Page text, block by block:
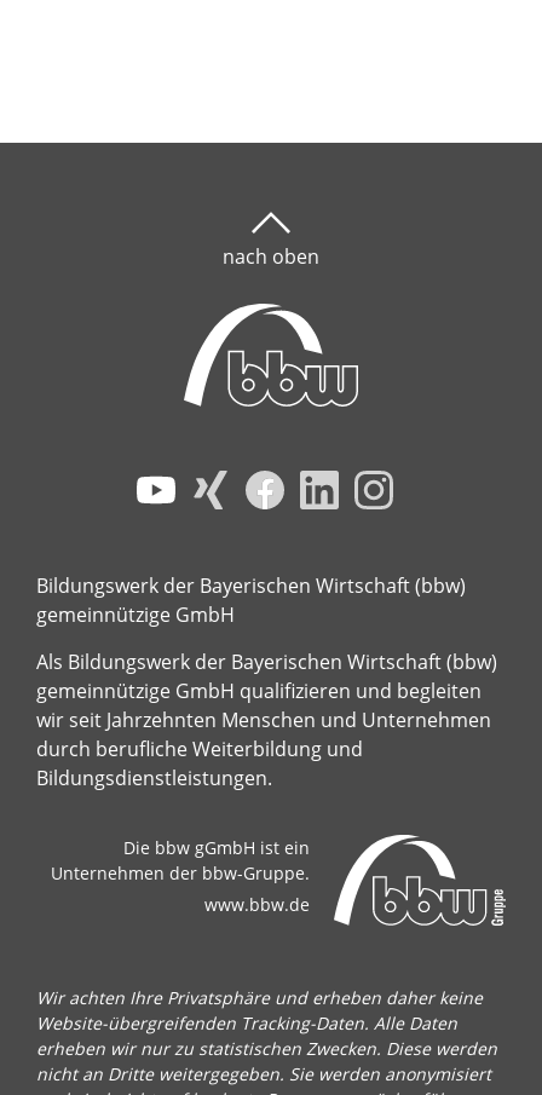
nach oben
Bildungswerk der Bayerischen Wirtschaft (bbw)
gemeinnützige GmbH
Als Bildungswerk der Bayerischen Wirtschaft (bbw)
gemeinnützige GmbH qualifizieren und begleiten
wir seit Jahrzehnten Menschen und Unternehmen
durch berufliche Weiterbildung und
Bildungsdienstleistungen.
Die bbw gGmbH ist ein
Unternehmen der bbw-Gruppe.
www.bbw.de
Wir achten Ihre Privatsphäre und erheben daher keine
Website-übergreifenden Tracking-Daten. Alle Daten
erheben wir nur zu statistischen Zwecken. Diese werden
nicht an Dritte weitergegeben. Sie werden anonymisiert